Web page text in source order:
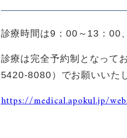
診療時間は9：00～13：00
診療は完全予約制となって
5420-8080）でお願いいた
https://medical.apokul.jp/